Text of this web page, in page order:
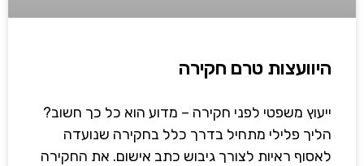
היוועצות טרם חקירה
ייעוץ משפטי לפני חקירה – מדוע הוא כל כך חשוב?
הליך פלילי מתחיל בדרך כלל בחקירה שנועדה
לאסוף ראיות לצורך גיבוש כתב אישום. את החקירה